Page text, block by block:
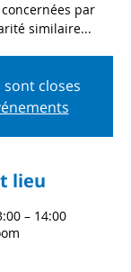
par
similaire...
closes
lieu
– 14:00